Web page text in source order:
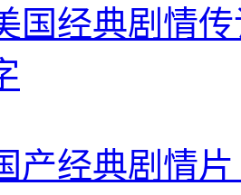
国经典剧情
产经典剧情